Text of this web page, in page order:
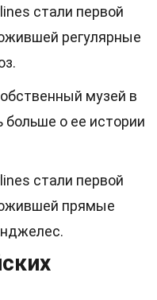
стали первой
регулярные
музей в
больше о ее истории
стали первой
прямые